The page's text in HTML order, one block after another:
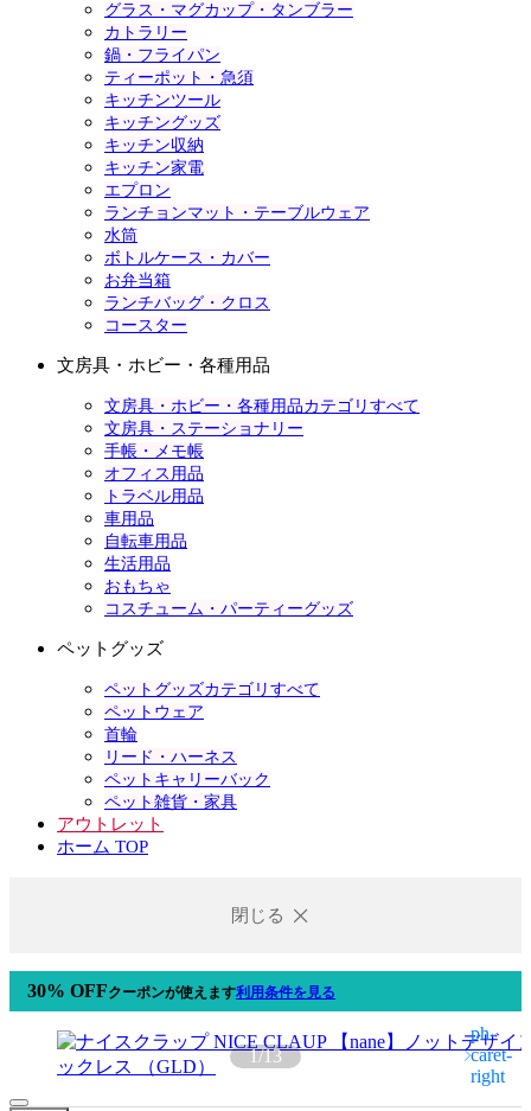
グラス・マグカップ・タンブラー
カトラリー
鍋・フライパン
ティーポット・急須
キッチンツール
キッチングッズ
キッチン収納
キッチン家電
エプロン
ランチョンマット・テーブルウェア
水筒
ボトルケース・カバー
お弁当箱
ランチバッグ・クロス
コースター
文房具・ホビー・各種用品
文房具・ホビー・各種用品カテゴリすべて
文房具・ステーショナリー
手帳・メモ帳
オフィス用品
トラベル用品
車用品
自転車用品
生活用品
おもちゃ
コスチューム・パーティーグッズ
ペットグッズ
ペットグッズカテゴリすべて
ペットウェア
首輪
リード・ハーネス
ペットキャリーバック
ペット雑貨・家具
アウトレット
ホーム TOP
閉じる
30% OFFクーポンが使えます利用条件を見る
1/13